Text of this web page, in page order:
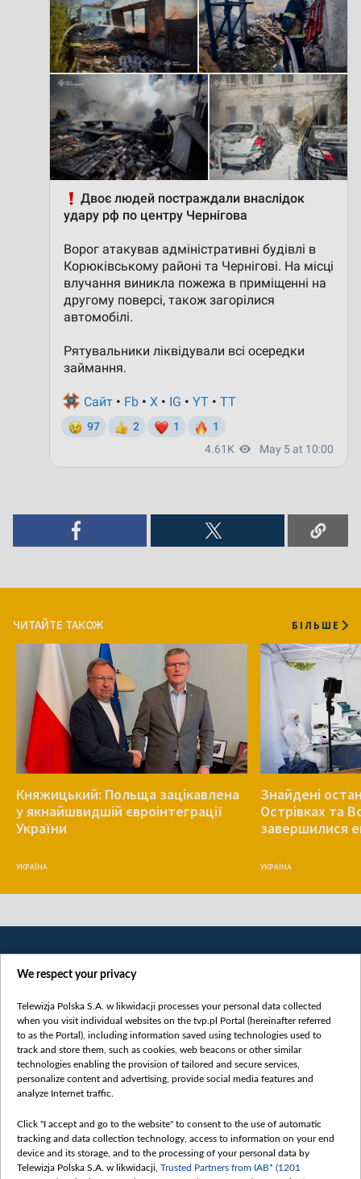
ЧИТАЙТЕ ТАКОЖ БІЛЬШЕ
Княжицький: Польща зацікавлена
у якнайшвидшій євроінтеграції
України
УКРАЇНА
Знайдені
Острівках та
завершилися
УКРАЇНА
Категорії
Новини
Докладно
Погляд
Цікаво
We respect your privacy
Telewizja Polska S.A. w likwidacji processes your personal data collected
when you visit individual websites on the tvp.pl Portal (hereinafter referred
to as the Portal), including information saved using technologies used to
track and store them, such as cookies, web beacons or other similar
technologies enabling the provision of tailored and secure services,
personalize content and advertising, provide social media features and
analyze Internet traffic.
Click "I accept and go to the website" to consent to the use of automatic
tracking and data collection technology, access to information on your end
device and its storage, and to the processing of your personal data by
Telewizja Polska S.A. w likwidacji, Trusted Partners from IAB* (1201